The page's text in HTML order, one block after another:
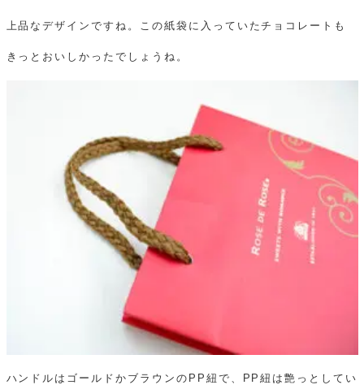
上品なデザインですね。この紙袋に入っていたチョコレートも
きっとおいしかったでしょうね。
ハンドルはゴールドかブラウンのPP紐で、PP紐は艶っとしてい